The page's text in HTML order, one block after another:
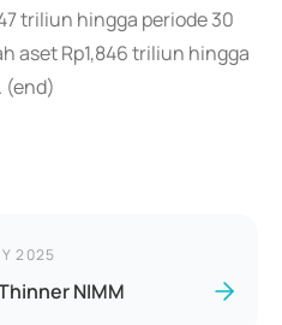
triliun hingga periode 30
aset Rp1,846 triliun hingga
(end)
2025
NIMM